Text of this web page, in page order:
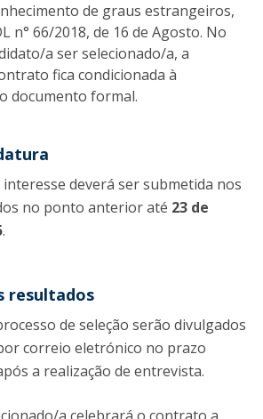
de graus estrangeiros,
n° 66/2018, de 16 de Agosto. No
a ser selecionado/a, a
fica condicionada à
documento formal.
deverá ser submetida nos
no ponto anterior até 23 de
.
resultados
de seleção serão divulgados
correio eletrónico no prazo
a realização de entrevista.